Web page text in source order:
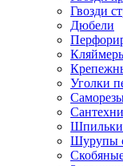
Гвозди
Дюбели
Уголки
Шпильки
Шурупы